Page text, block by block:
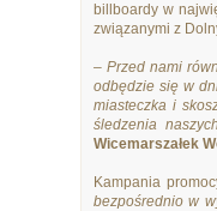
billboardy w
związanymi z
– Przed nami
odbędzie się w
miasteczka i
śledzenia
Wicemarszałek
Kampania
bezpośrednio w